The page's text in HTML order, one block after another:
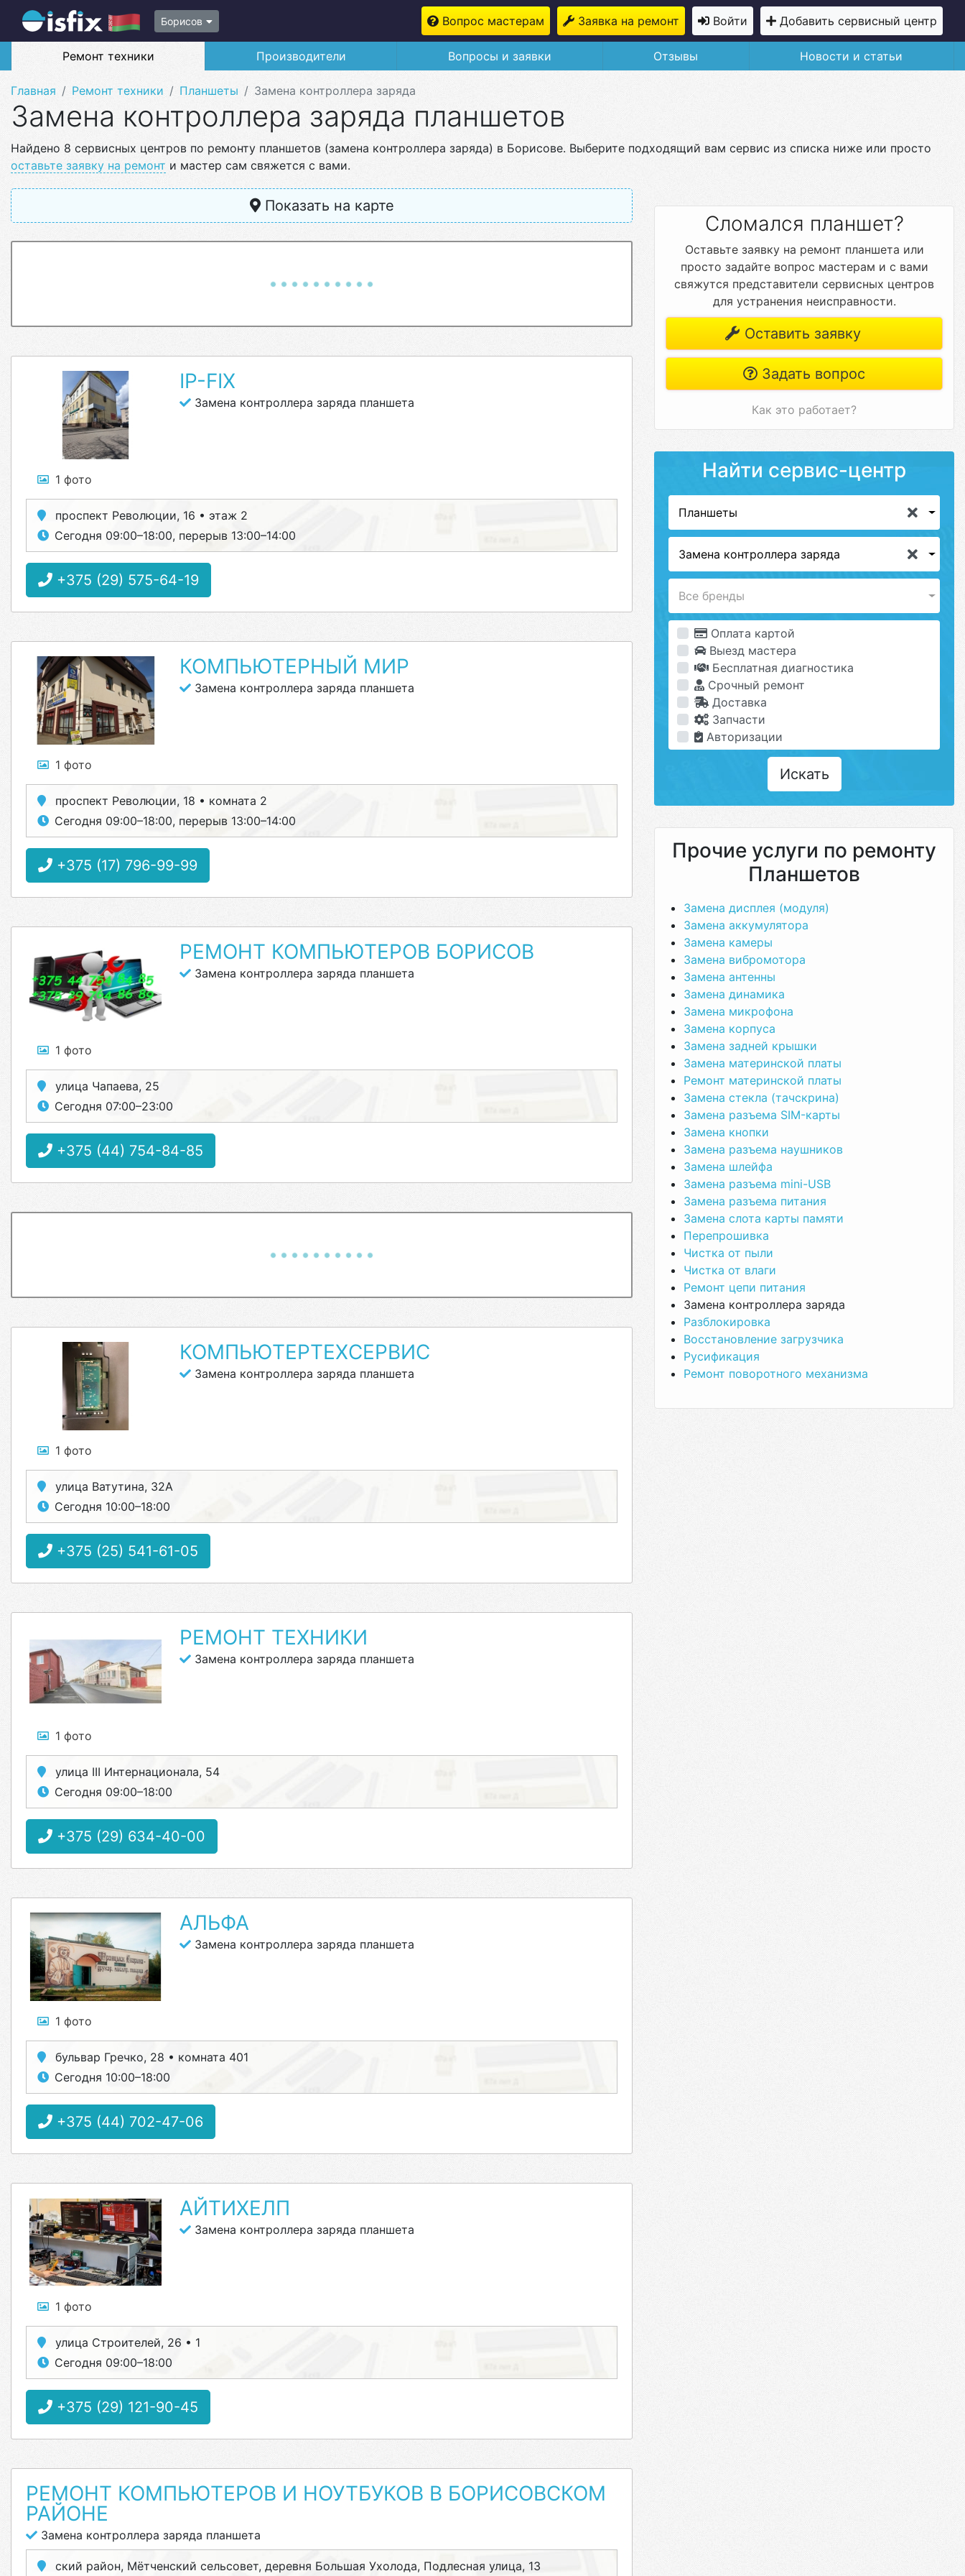
Борисов Вопрос мастерам Заявка на ремонт Войти Добавить сервисный центр
Ремонт техники Производители Вопросы и заявки Отзывы Новости и статьи
Главная Ремонт техники Планшеты Замена контроллера заряда
Замена контроллера заряда планшетов
Найдено 8 сервисных центров по ремонту планшетов (замена контроллера заряда) в Борисове. Выберите подходящий вам сервис из списка ниже или просто
оставьте заявку на ремонт и мастер сам свяжется с вами.
Показать на карте
1 фото
IP-FIX
Замена контроллера заряда планшета
проспект Революции, 16 • этаж 2
Сегодня 09:00–18:00, перерыв 13:00–14:00
+375 (29) 575-64-19
1 фото
КОМПЬЮТЕРНЫЙ МИР
Замена контроллера заряда планшета
проспект Революции, 18 • комната 2
Сегодня 09:00–18:00, перерыв 13:00–14:00
+375 (17) 796-99-99
1 фото
РЕМОНТ КОМПЬЮТЕРОВ БОРИСОВ
Замена контроллера заряда планшета
улица Чапаева, 25
Сегодня 07:00–23:00
+375 (44) 754-84-85
1 фото
КОМПЬЮТЕРТЕХСЕРВИС
Замена контроллера заряда планшета
улица Ватутина, 32А
Сегодня 10:00–18:00
+375 (25) 541-61-05
1 фото
РЕМОНТ ТЕХНИКИ
Замена контроллера заряда планшета
улица III Интернационала, 54
Сегодня 09:00–18:00
+375 (29) 634-40-00
1 фото
АЛЬФА
Замена контроллера заряда планшета
бульвар Гречко, 28 • комната 401
Сегодня 10:00–18:00
+375 (44) 702-47-06
1 фото
АЙТИХЕЛП
Замена контроллера заряда планшета
улица Строителей, 26 • 1
Сегодня 09:00–18:00
+375 (29) 121-90-45
РЕМОНТ КОМПЬЮТЕРОВ И НОУТБУКОВ В БОРИСОВСКОМ
РАЙОНЕ
Замена контроллера заряда планшета
ский район, Мётченский сельсовет, деревня Большая Ухолода, Подлесная улица, 13
Сломался планшет?
Оставьте заявку на ремонт планшета или
просто задайте вопрос мастерам и с вами
свяжутся представители сервисных центров
для устранения неисправности.
Оставить заявку
Задать вопрос
Как это работает?
Найти сервис-центр
Планшеты
Замена контроллера заряда
Все бренды
Оплата картой
Выезд мастера
Бесплатная диагностика
Срочный ремонт
Доставка
Запчасти
Авторизации
Искать
Прочие услуги по ремонту
Планшетов
Замена дисплея (модуля)
Замена аккумулятора
Замена камеры
Замена вибромотора
Замена антенны
Замена динамика
Замена микрофона
Замена корпуса
Замена задней крышки
Замена материнской платы
Ремонт материнской платы
Замена стекла (тачскрина)
Замена разъема SIM-карты
Замена кнопки
Замена разъема наушников
Замена шлейфа
Замена разъема mini-USB
Замена разъема питания
Замена слота карты памяти
Перепрошивка
Чистка от пыли
Чистка от влаги
Ремонт цепи питания
Замена контроллера заряда
Разблокировка
Восстановление загрузчика
Русификация
Ремонт поворотного механизма